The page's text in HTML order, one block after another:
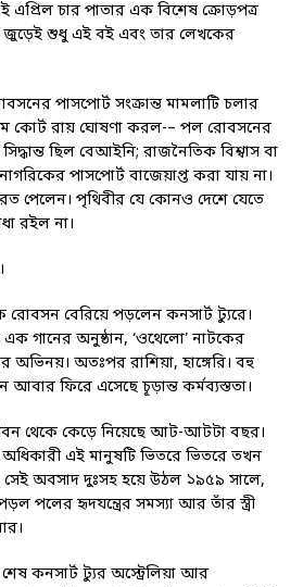
এপ্রিল চার পাতার এক বিশেষ ক্রোড়পত্র
জুড়েই শুধু এই বই এবং তার লেখকের
পাসপোর্ট সংক্রান্ত মামলাটি চলার
কোর্ট রায় ঘোষণা করল-– পল রোবসনের
ছিল বেআইনি; রাজনৈতিক বিশ্বাস বা
পাসপোর্ট বাজেয়াপ্ত করা যায় না।
পেলেন। পৃথিবীর যে কোনও দেশে যেতে
রইল না।
রোবসন বেরিয়ে পড়লেন কনসার্ট ট্যুরে।
এক গানের অনুষ্ঠান, ‘ওথেলো’ নাটকের
অতঃপর রাশিয়া, হাঙ্গেরি। বহু
ফিরে এসেছে চূড়ান্ত কর্মব্যস্ততা।
থেকে কেড়ে নিয়েছে আট-আটটা বছর।
এই মানুষটি ভিতরে ভিতরে তখন
সেই অবসাদ দুঃসহ হয়ে উঠল ১৯৫৯ সালে,
পলের হৃদযন্ত্রের সমস্যা আর তাঁর স্ত্রী
কনসার্ট ট্যুর অস্ট্রেলিয়া আর